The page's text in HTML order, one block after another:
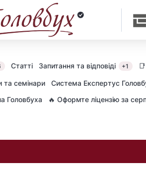
Статті Запитання та відповіді +1
та семінари Cистема Експертус
Головбуха
🔥 Оформте ліцензію за